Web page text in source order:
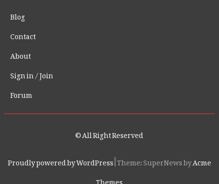
Blog
Contact
About
Sign in / Join
Forum
© All Right Reserved
Proudly powered by WordPress|Theme: SuperNews byAcme
Themes